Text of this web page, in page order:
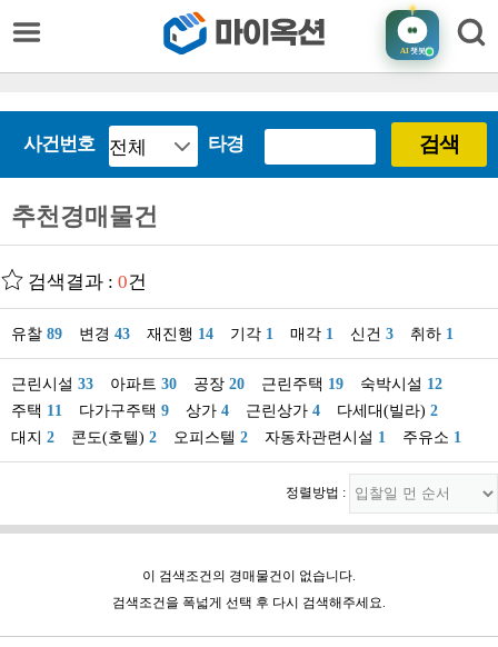
AI챗봇
사건번호 타경 검색
추천경매물건
검색결과 : 0건
유찰 89 변경 43 재진행 14 기각 1 매각 1 신건 3 취하 1
근린시설 33 아파트 30 공장 20 근린주택 19 숙박시설 12
주택 11 다가구주택 9 상가 4 근린상가 4 다세대(빌라) 2
대지 2 콘도(호텔) 2 오피스텔 2 자동차관련시설 1 주유소 1
정렬방법 :
이 검색조건의 경매물건이 없습니다.
검색조건을 폭넓게 선택 후 다시 검색해주세요.